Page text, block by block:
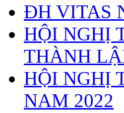
ĐH VITAS
HỘI NGHỊ
THÀNH
HỘI NGHỊ
NAM 2022